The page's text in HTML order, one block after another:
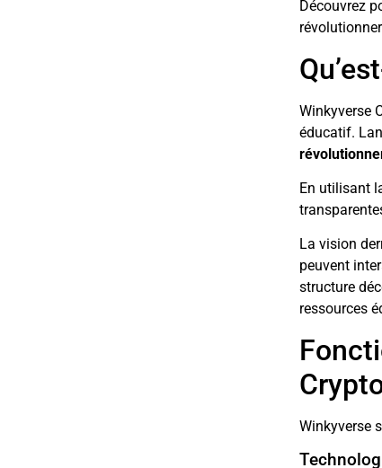
Découvrez
Winkyverse
éducatif.
En utilisant
La vision
peuvent
structure
ressources
Winkyverse